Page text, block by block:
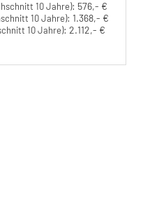
10 Jahre): 576,- €
10 Jahre): 1.368,- €
10 Jahre): 2.112,- €